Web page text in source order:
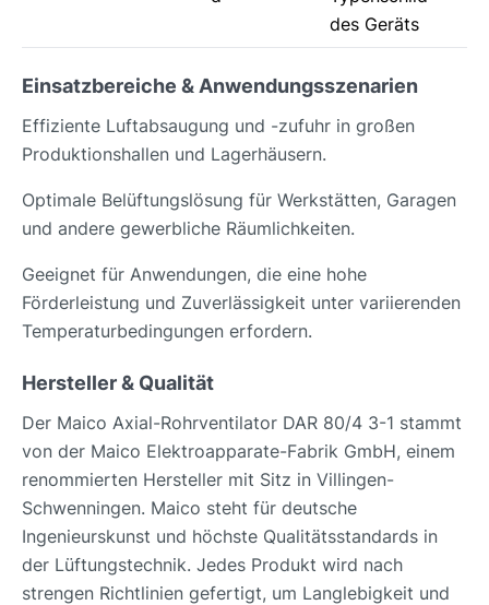
des Geräts
Einsatzbereiche & Anwendungsszenarien
Effiziente Luftabsaugung und -zufuhr in großen
Produktionshallen und Lagerhäusern.
Optimale Belüftungslösung für Werkstätten, Garagen
und andere gewerbliche Räumlichkeiten.
Geeignet für Anwendungen, die eine hohe
Förderleistung und Zuverlässigkeit unter variierenden
Temperaturbedingungen erfordern.
Hersteller & Qualität
Der Maico Axial-Rohrventilator DAR 80/4 3-1 stammt
von der Maico Elektroapparate-Fabrik GmbH, einem
renommierten Hersteller mit Sitz in Villingen-
Schwenningen. Maico steht für deutsche
Ingenieurskunst und höchste Qualitätsstandards in
der Lüftungstechnik. Jedes Produkt wird nach
strengen Richtlinien gefertigt, um Langlebigkeit und